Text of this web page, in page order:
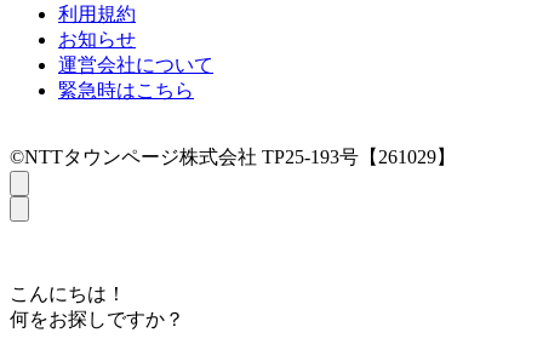
利用規約
お知らせ
運営会社について
緊急時はこちら
©NTTタウンページ株式会社 TP25-193号【261029】
こんにちは！
何をお探しですか？